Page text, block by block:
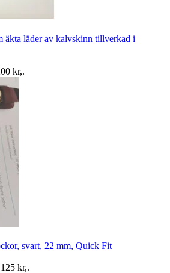
äkta läder av kalvskinn tillverkad i
kr,.
svart, 22 mm, Quick Fit
125 kr,.